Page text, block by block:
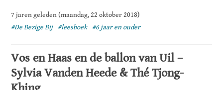
7 jaren geleden (maandag, 22 oktober 2018)
#De Bezige Bij
#leesboek #6 jaar en ouder
Vos en Haas en de ballon van Uil –
Sylvia Vanden Heede & Thé Tjong-